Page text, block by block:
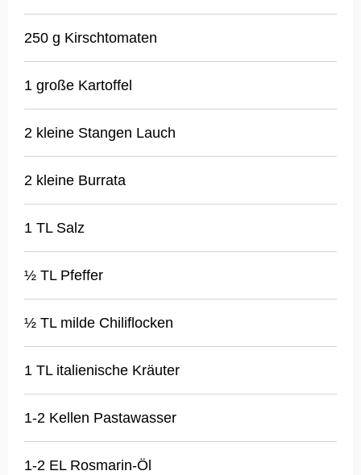
250 g Kirschtomaten
1 große Kartoffel
2 kleine Stangen Lauch
2 kleine Burrata
1 TL Salz
½ TL Pfeffer
½ TL milde Chiliflocken
1 TL italienische Kräuter
1-2 Kellen Pastawasser
1-2 EL Rosmarin-Öl